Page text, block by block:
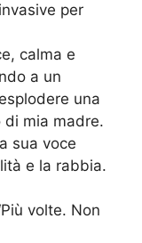
per
calma e
a un
una
mia madre.
sua voce
e la rabbia.
volte. Non